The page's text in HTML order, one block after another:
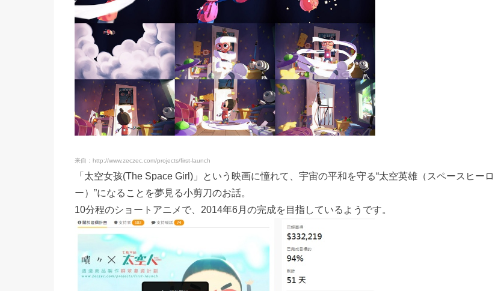
来自：http://www.zeczec.com/projects/first-launch
「太空女孩(The Space Girl)」という映画に憧れて、宇宙の平和を守る“太空英雄（スペースヒーロ
ー）”になることを夢見る小剪刀のお話。
10分程のショートアニメで、2014年6月の完成を目指しているようです。